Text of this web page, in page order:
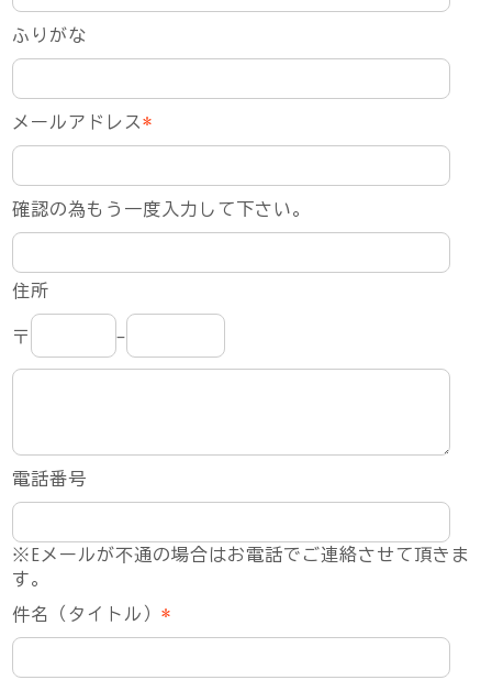
ふりがな
メールアドレス*
確認の為もう一度入力して下さい。
住所
〒 -
電話番号
※Eメールが不通の場合はお電話でご連絡させて頂きま
す。
件名（タイトル）*